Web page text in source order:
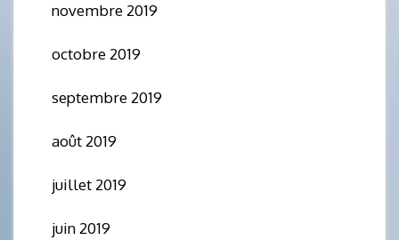
novembre 2019
octobre 2019
septembre 2019
août 2019
juillet 2019
juin 2019